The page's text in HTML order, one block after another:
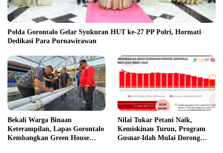
Polda Gorontalo Gelar Syukuran HUT ke-27 PP Polri, Hormati
Dedikasi Para Purnawirawan
Bekali Warga Binaan
Keterampilan, Lapas Gorontalo
Kembangkan Green House
Nilai Tukar Petani Naik,
Kemiskinan Turun, Program
Gusnar-Idah Mulai Dorong